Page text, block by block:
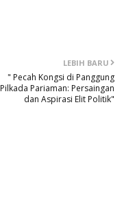
LEBIH BARU
" Pecah Kongsi di Panggung
Pilkada Pariaman: Persaingan
dan Aspirasi Elit Politik"